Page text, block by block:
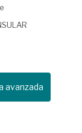
avanzada